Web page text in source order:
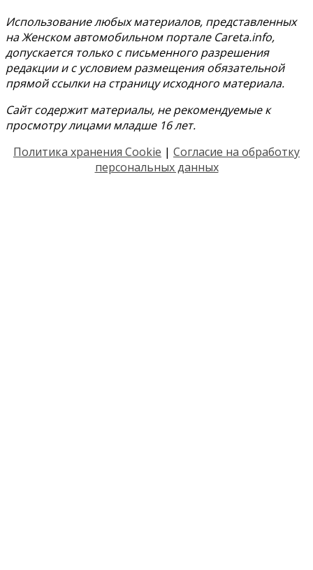
Использование любых материалов, представленных
на Женском автомобильном портале Careta.info,
допускается только с письменного разрешения
редакции и с условием размещения обязательной
прямой ссылки на страницу исходного материала.
Сайт содержит материалы, не рекомендуемые к
просмотру лицами младше 16 лет.
Политика хранения Cookie | Согласие на обработку
персональных данных